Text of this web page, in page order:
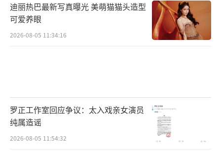
迪丽热巴最新写真曝光 美萌猫猫头造型
可爱养眼
2026-08-05 11:34:16
罗正工作室回应争议：太入戏亲女演员
纯属造谣
2026-08-05 11:54:32